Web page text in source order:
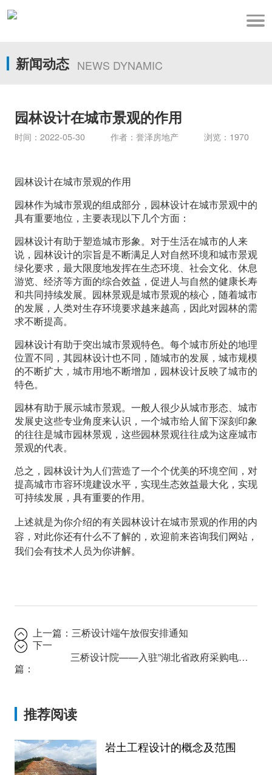
新闻动态 NEWS DYNAMIC
园林设计在城市景观的作用
时间：2022-05-30 作者：誉泽房地产 浏览：1970
园林设计在城市景观的作用
园林作为城市景观的组成部分，园林设计在城市景观中的
具有重要地位，主要表现以下几个方面：
园林设计有助于塑造城市形象。对于生活在城市的人来
说，园林设计的宗旨是不断满足人对自然环境和城市景观
绿化要求，最大限度地发挥在生态环境、社会文化、休息
游览、经济等方面的综合效益，促进人与自然的健康长寿
和共同持续发展。园林景观是城市景观的核心，随着城市
的发展，人类对生存环境要求越来越高，因此对园林的需
求不断提高。
园林设计有助于突出城市景观特色。每个城市所处的地理
位置不同，其园林设计也不同，随城市的发展，城市规模
的不断扩大，城市用地不断增加，园林设计反映了城市的
特色。
园林有助于展示城市景观。一般人很少从城市形态、城市
发展史这些专业角度来认识，一个城市给人留下深刻印象
的往往是城市园林景观，这些园林景观往往成为这座城市
景观的代表。
总之，园林设计为人们营造了一个个优美的环境空间，对
提高城市市容环境建设水平，实现生态效益最大化，实现
可持续发展，具有重要的作用。
上述就是为你介绍的有关园林设计在城市景观的作用的内
容，对此你还有什么不了解的，欢迎前来咨询我们网站，
我们会有技术人员为你讲解。
上一篇： 三桥设计端午放假安排通知
下一
篇：
三桥设计院——入驻”湖北省政府采购电子平台”
推荐阅读
岩土工程设计的概念及范围